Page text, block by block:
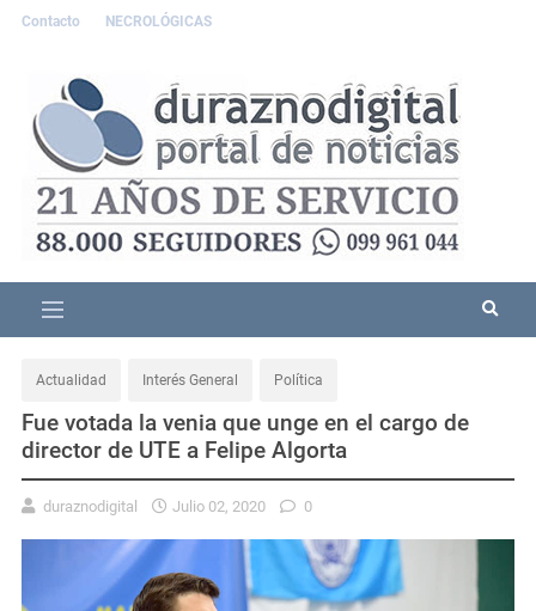
Contacto NECROLÓGICAS
Actualidad Interés General Política
Fue votada la venia que unge en el cargo de
director de UTE a Felipe Algorta
duraznodigital Julio 02, 2020 0